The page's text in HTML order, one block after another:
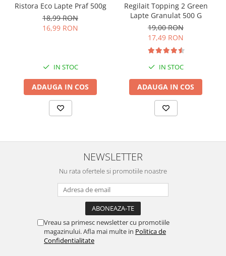
Ristora Eco Lapte Praf 500g
18,99 RON
16,99 RON
IN STOC
ADAUGA IN COS
Regilait Topping 2 Green
Lapte Granulat 500 G
19,00 RON
17,49 RON
IN STOC
ADAUGA IN COS
NEWSLETTER
Nu rata ofertele si promotiile noastre
Vreau sa primesc newsletter cu promotiile
magazinului. Afla mai multe in Politica de
Confidentialitate